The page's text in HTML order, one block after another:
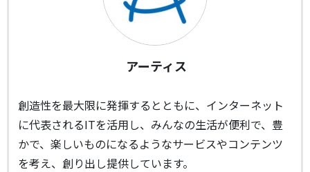
アーティス
創造性を最大限に発揮するとともに、インターネット
に代表されるITを活用し、みんなの生活が便利で、豊
かで、楽しいものになるようなサービスやコンテンツ
を考え、創り出し提供しています。